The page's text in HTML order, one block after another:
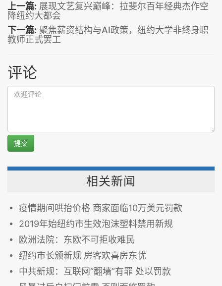
上一篇: 展现文艺复兴巅峰：拉斐尔百年经典杰作空
降纽约大都会
下一篇: 聚焦薪资结构与AI政策，纽约大学非终身职
教师正式罢工
评论
提交
相关新闻
疫情期间哄抬价格 商家面临10万美元罚款
2019年始纽约市生效泡沫塑料禁用新规
欧洲法院：东欧不可拒收难民
纽约市长颁新规 房客欢喜房东忧
中共新规：互联网“翻墙”有罪 处以罚款